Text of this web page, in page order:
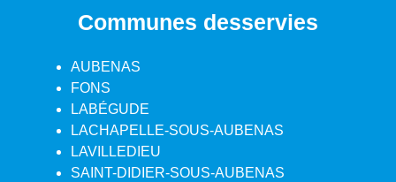
Communes desservies
AUBENAS
FONS
LABÉGUDE
LACHAPELLE-SOUS-AUBENAS
LAVILLEDIEU
SAINT-DIDIER-SOUS-AUBENAS